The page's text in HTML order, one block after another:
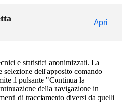
Apri
e statistici anonimizzati. La
selezione dell'apposito comando
il pulsante "Continua la
della navigazione in
di tracciamento diversi da quelli